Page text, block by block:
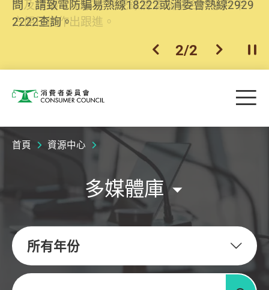
問，請致電防騙易熱線18222或消委會熱線2929
2222查詢。
詢及建議。所有提交紀錄將清晰整合於帳戶中，
方便日後作出跟進。
上一個
2/2 下一個開
消費者委員會 目
首頁 資源中心
多媒體庫
所有年份
關鍵字